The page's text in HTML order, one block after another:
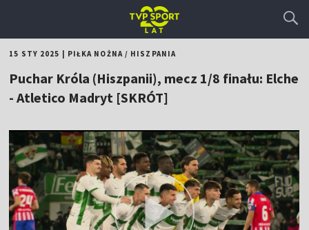
15 STY 2025 PIŁKA NOŻNA/ HISZPANIA
Puchar Króla (Hiszpanii), mecz 1/8 finału: Elche
- Atletico Madryt [SKRÓT]